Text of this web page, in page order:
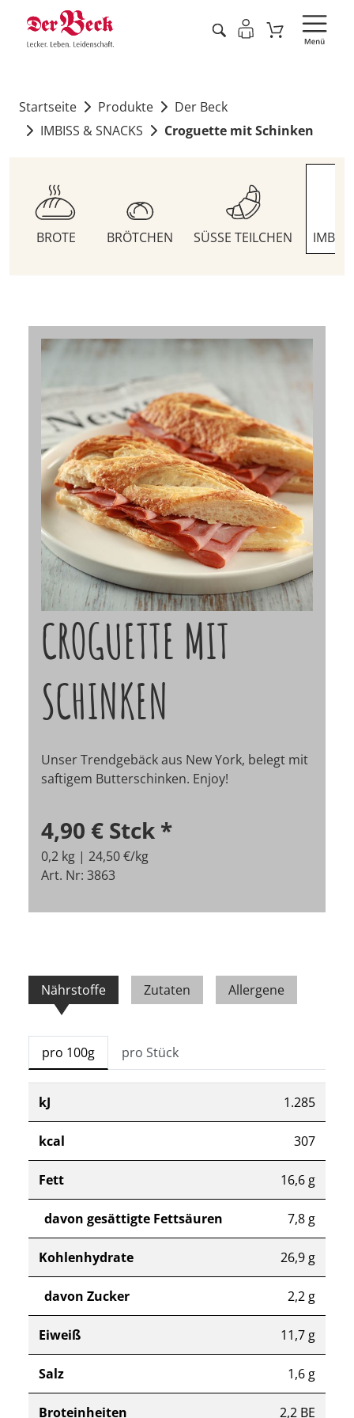
Startseite Produkte
Der Beck
IMBISS & SNACKS
Croguette mit Schinken
BROTE BRÖTCHEN SÜSSE TEILCHEN
CROGUETTE MIT
SCHINKEN
Unser Trendgebäck aus New York, belegt mit
saftigem Butterschinken. Enjoy!
4,90 € Stck *
0,2 kg | 24,50 €/kg
Art. Nr: 3863
Nährstoffe Zutaten Allergene
pro 100g pro Stück
kJ 1.285
kcal 307
Fett 16,6 g
davon gesättigte Fettsäuren 7,8 g
Kohlenhydrate 26,9 g
davon Zucker 2,2 g
Eiweiß 11,7 g
Salz 1,6 g
Broteinheiten 2,2 BE